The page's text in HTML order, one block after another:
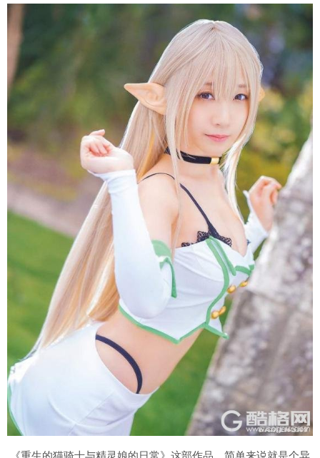
《重生的猫骑士与精灵娘的日常》这部作品，简单来说就是个异